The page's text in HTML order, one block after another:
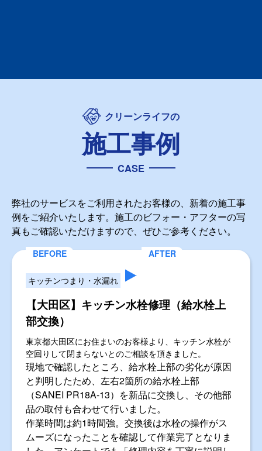
クリーンライフの
施工事例
CASE
弊社のサービスをご利用されたお客様の、新着の施工事
例をご紹介いたします。施工のビフォー・アフターの写
真もご確認いただけますので、ぜひご参考ください。